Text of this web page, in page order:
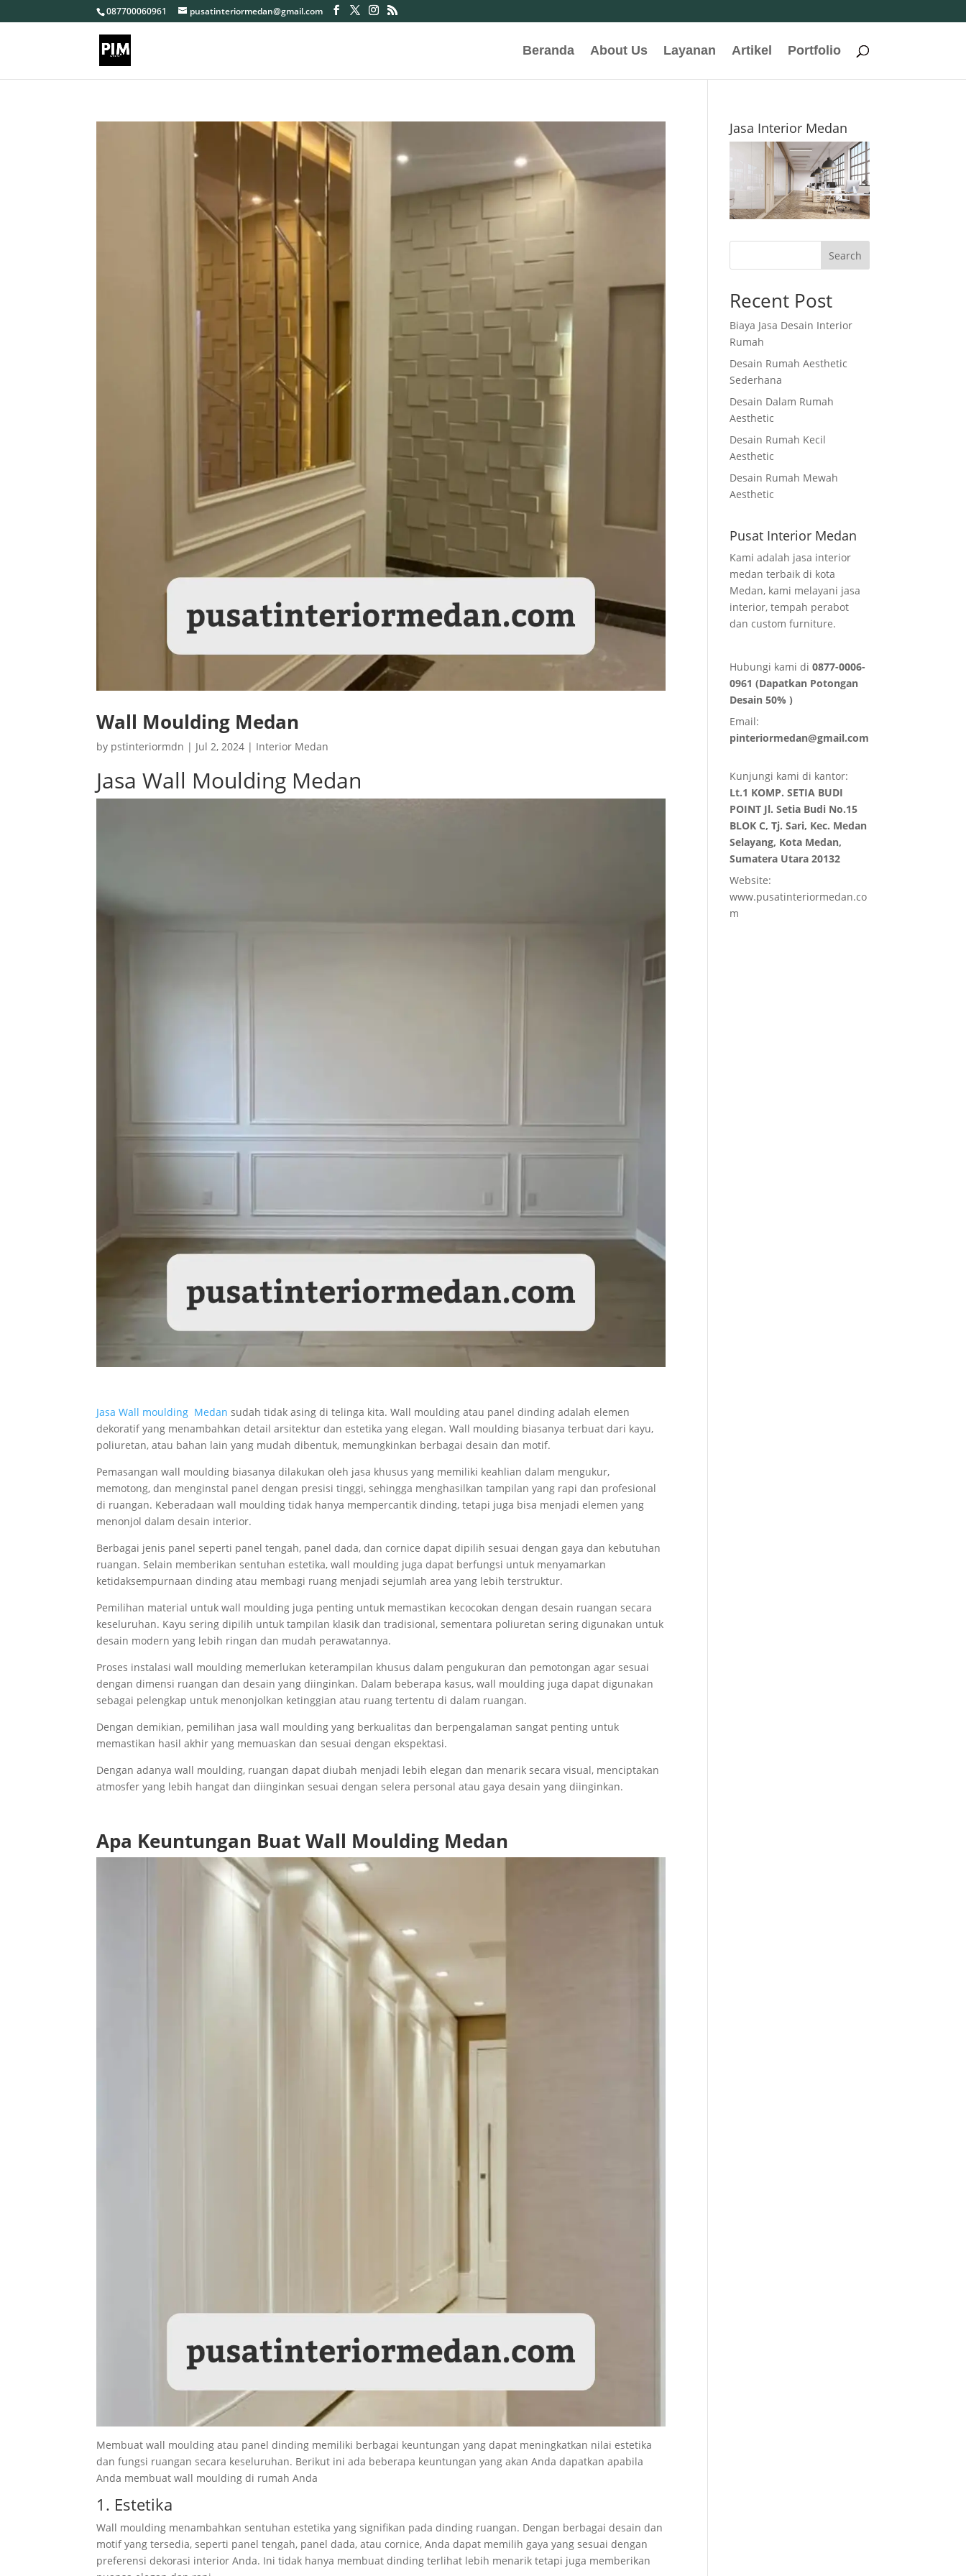
087700060961 pusatinteriormedan@gmail.com
Beranda About Us Layanan Artikel Portfolio
Wall Moulding Medan
by pstinteriormdn | Jul 2, 2024 | Interior Medan
Jasa Wall Moulding Medan
Jasa Wall moulding Medan sudah tidak asing di telinga kita. Wall moulding atau panel dinding adalah elemen
dekoratif yang menambahkan detail arsitektur dan estetika yang elegan. Wall moulding biasanya terbuat dari kayu,
poliuretan, atau bahan lain yang mudah dibentuk, memungkinkan berbagai desain dan motif.
Pemasangan wall moulding biasanya dilakukan oleh jasa khusus yang memiliki keahlian dalam mengukur,
memotong, dan menginstal panel dengan presisi tinggi, sehingga menghasilkan tampilan yang rapi dan profesional
di ruangan. Keberadaan wall moulding tidak hanya mempercantik dinding, tetapi juga bisa menjadi elemen yang
menonjol dalam desain interior.
Berbagai jenis panel seperti panel tengah, panel dada, dan cornice dapat dipilih sesuai dengan gaya dan kebutuhan
ruangan. Selain memberikan sentuhan estetika, wall moulding juga dapat berfungsi untuk menyamarkan
ketidaksempurnaan dinding atau membagi ruang menjadi sejumlah area yang lebih terstruktur.
Pemilihan material untuk wall moulding juga penting untuk memastikan kecocokan dengan desain ruangan secara
keseluruhan. Kayu sering dipilih untuk tampilan klasik dan tradisional, sementara poliuretan sering digunakan untuk
desain modern yang lebih ringan dan mudah perawatannya.
Proses instalasi wall moulding memerlukan keterampilan khusus dalam pengukuran dan pemotongan agar sesuai
dengan dimensi ruangan dan desain yang diinginkan. Dalam beberapa kasus, wall moulding juga dapat digunakan
sebagai pelengkap untuk menonjolkan ketinggian atau ruang tertentu di dalam ruangan.
Dengan demikian, pemilihan jasa wall moulding yang berkualitas dan berpengalaman sangat penting untuk
memastikan hasil akhir yang memuaskan dan sesuai dengan ekspektasi.
Dengan adanya wall moulding, ruangan dapat diubah menjadi lebih elegan dan menarik secara visual, menciptakan
atmosfer yang lebih hangat dan diinginkan sesuai dengan selera personal atau gaya desain yang diinginkan.
Apa Keuntungan Buat Wall Moulding Medan
Membuat wall moulding atau panel dinding memiliki berbagai keuntungan yang dapat meningkatkan nilai estetika
dan fungsi ruangan secara keseluruhan. Berikut ini ada beberapa keuntungan yang akan Anda dapatkan apabila
Anda membuat wall moulding di rumah Anda
1. Estetika
Wall moulding menambahkan sentuhan estetika yang signifikan pada dinding ruangan. Dengan berbagai desain dan
motif yang tersedia, seperti panel tengah, panel dada, atau cornice, Anda dapat memilih gaya yang sesuai dengan
preferensi dekorasi interior Anda. Ini tidak hanya membuat dinding terlihat lebih menarik tetapi juga memberikan
Jasa Interior Medan
Search
Recent Post
Biaya Jasa Desain Interior
Rumah
Desain Rumah Aesthetic
Sederhana
Desain Dalam Rumah
Aesthetic
Desain Rumah Kecil
Aesthetic
Desain Rumah Mewah
Aesthetic
Pusat Interior Medan
Kami adalah jasa interior
medan terbaik di kota
Medan, kami melayani jasa
interior, tempah perabot
dan custom furniture.
Hubungi kami di0877-0006-
0961 (Dapatkan Potongan
Desain 50% )
Email:
pinteriormedan@gmail.com
Kunjungi kami di kantor:
Lt.1 KOMP. SETIA BUDI
POINT Jl. Setia Budi No.15
BLOK C, Tj. Sari, Kec. Medan
Selayang, Kota Medan,
Sumatera Utara 20132
Website:
www.pusatinteriormedan.co
m